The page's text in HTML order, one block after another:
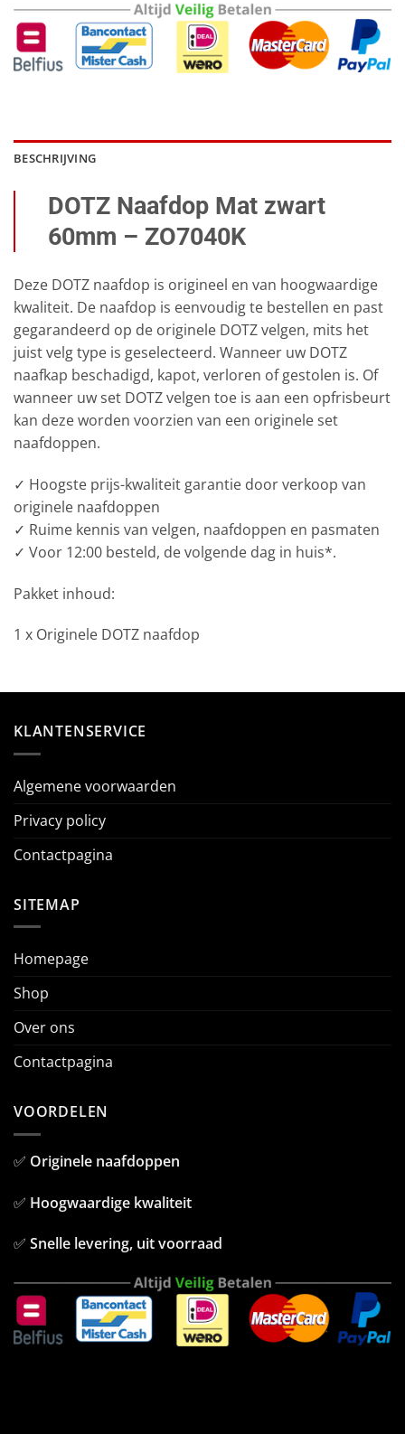
BESCHRIJVING
DOTZ Naafdop Mat zwart
60mm – ZO7040K
Deze DOTZ naafdop is origineel en van hoogwaardige
kwaliteit. De naafdop is eenvoudig te bestellen en past
gegarandeerd op de originele DOTZ velgen, mits het
juist velg type is geselecteerd. Wanneer uw DOTZ
naafkap beschadigd, kapot, verloren of gestolen is. Of
wanneer uw set DOTZ velgen toe is aan een opfrisbeurt
kan deze worden voorzien van een originele set
naafdoppen.
✓ Hoogste prijs-kwaliteit garantie door verkoop van
originele naafdoppen
✓ Ruime kennis van velgen, naafdoppen en pasmaten
✓ Voor 12:00 besteld, de volgende dag in huis*.
Pakket inhoud:
1 x Originele DOTZ naafdop
KLANTENSERVICE
Algemene voorwaarden
Privacy policy
Contactpagina
SITEMAP
Homepage
Shop
Over ons
Contactpagina
VOORDELEN
✅ Originele naafdoppen
✅ Hoogwaardige kwaliteit
✅ Snelle levering, uit voorraad